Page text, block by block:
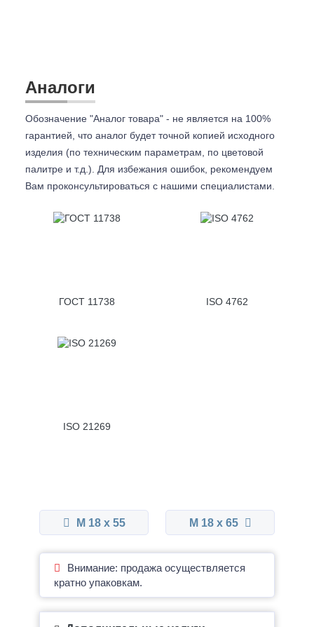
Аналоги
Обозначение "Аналог товара" - не является на 100%
гарантией, что аналог будет точной копией исходного
изделия (по техническим параметрам, по цветовой
палитре и т.д.). Для избежания ошибок, рекомендуем
Вам проконсультироваться с нашими специалистами.
ГОСТ 11738 ISO 4762
ISO 21269
М 18 x 55 М 18 x 65
Внимание: продажа осуществляется
кратно упаковкам.